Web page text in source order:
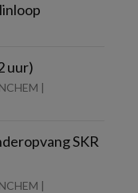
uur)
|
SKR
|